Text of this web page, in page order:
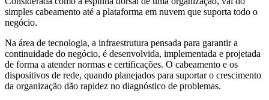
simples cabeamento até a plataforma em nuvem que suporta todo o
negócio.
Na área de tecnologia, a infraestrutura pensada para garantir a
continuidade do negócio, é desenvolvida, implementada e projetada
de forma a atender normas e certificações. O cabeamento e os
dispositivos de rede, quando planejados para suportar o crescimento
da organização dão rapidez no diagnóstico de problemas.